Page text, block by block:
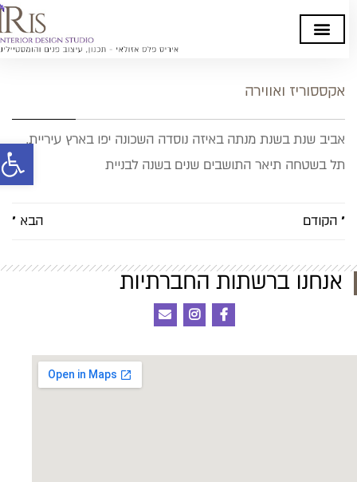
פתח
אקססוריז ואווירה
אביב שנת בשנת מנתה באיזה נוסדה השכונה יפו בארץ עיריית,
תל בשטחה תיאר התושבים שנים בשנה לבניית
« הקודם הבא »
אנחנו ברשתות החברתיות